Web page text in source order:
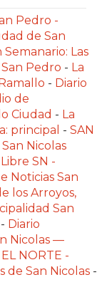
Pedro -
de San
Semanario: Las
Pedro - La
- Diario
de
Ciudad - La
principal - SAN
San Nicolas
SN -
Noticias San
los Arroyos,
San
- Diario
Nicolas —
EL NORTE -
de San Nicolas -